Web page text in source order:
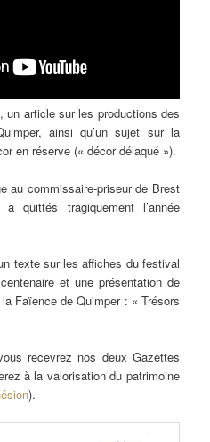
un article sur les productions des
ainsi qu’un sujet sur la
en réserve (« décor délaqué »).
au commissaire-priseur de Brest
quittés tragiquement l’année
texte sur les affiches du festival
et une présentation de
Faïence de Quimper : « Trésors
recevrez nos deux Gazettes
à la valorisation du patrimoine
).